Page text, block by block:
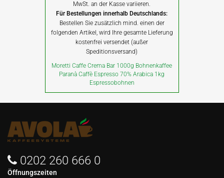
MwSt. an der Kasse variieren.
Für Bestellungen innerhalb Deutschlands:
Bestellen Sie zusätzlich mind. einen der
folgenden Artikel, wird Ihre gesamte Lieferung
kostenfrei versendet (außer
Speditionsversand)
Moretti Caffe Crema Bar 1000g Bohnenkaffee
Paranà Caffè Espresso 70% Arabica 1kg
Espressobohnen
0202 260 666 0
Öffnungszeiten